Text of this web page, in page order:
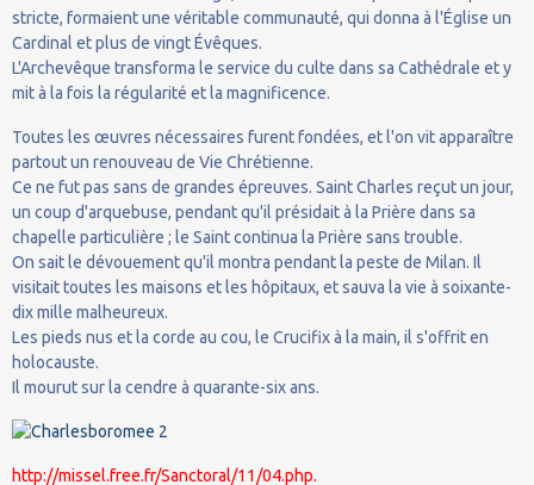
stricte, formaient une véritable communauté, qui donna à l'Église un
Cardinal et plus de vingt Évêques.
L'Archevêque transforma le service du culte dans sa Cathédrale et y
mit à la fois la régularité et la magnificence.
Toutes les œuvres nécessaires furent fondées, et l'on vit apparaître
partout un renouveau de Vie Chrétienne.
Ce ne fut pas sans de grandes épreuves. Saint Charles reçut un jour,
un coup d'arquebuse, pendant qu'il présidait à la Prière dans sa
chapelle particulière ; le Saint continua la Prière sans trouble.
On sait le dévouement qu'il montra pendant la peste de Milan. Il
visitait toutes les maisons et les hôpitaux, et sauva la vie à soixante-
dix mille malheureux.
Les pieds nus et la corde au cou, le Crucifix à la main, il s'offrit en
holocauste.
Il mourut sur la cendre à quarante-six ans.
http://missel.free.fr/Sanctoral/11/04.php.